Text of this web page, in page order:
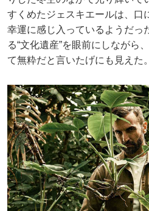
すくめたジェスキエールは、口
幸運に感じ入っているようだっ
る“文化遺産”を眼前にしながら
て無粋だと言いたげにも見えた。